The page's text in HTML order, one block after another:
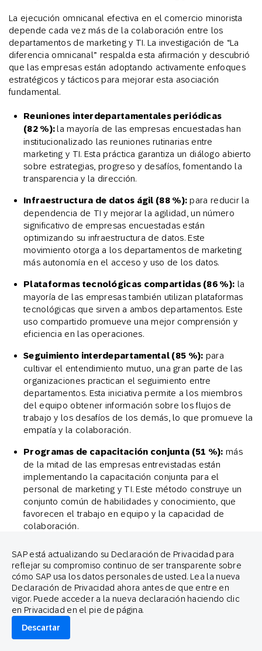
La ejecución omnicanal efectiva en el comercio minorista
depende cada vez más de la colaboración entre los
departamentos de marketing y TI. La investigación de “La
diferencia omnicanal” respalda esta afirmación y descubrió
que las empresas están adoptando activamente enfoques
estratégicos y tácticos para mejorar esta asociación
fundamental.
Reuniones interdepartamentales periódicas
(82 %):la mayoría de las empresas encuestadas han
institucionalizado las reuniones rutinarias entre
marketing y TI. Esta práctica garantiza un diálogo abierto
sobre estrategias, progreso y desafíos, fomentando la
transparencia y la dirección.
Infraestructura de datos ágil (88 %): para reducir la
dependencia de TI y mejorar la agilidad, un número
significativo de empresas encuestadas están
optimizando su infraestructura de datos. Este
movimiento otorga a los departamentos de marketing
más autonomía en el acceso y uso de los datos.
Plataformas tecnológicas compartidas (86 %): la
mayoría de las empresas también utilizan plataformas
tecnológicas que sirven a ambos departamentos. Este
uso compartido promueve una mejor comprensión y
eficiencia en las operaciones.
Seguimiento interdepartamental (85 %): para
cultivar el entendimiento mutuo, una gran parte de las
organizaciones practican el seguimiento entre
departamentos. Esta iniciativa permite a los miembros
del equipo obtener información sobre los flujos de
trabajo y los desafíos de los demás, lo que promueve la
empatía y la colaboración.
Programas de capacitación conjunta (51 %): más
de la mitad de las empresas entrevistadas están
implementando la capacitación conjunta para el
personal de marketing y TI. Este método construye un
conjunto común de habilidades y conocimiento, que
favorecen el trabajo en equipo y la capacidad de
colaboración.
liderazgo desempeña un papel fundamental en el
fomento de esta sinergia. Al resaltar la importancia de la
unidad entre marketing y TI, la dirección garantiza que
los esfuerzos de colaboración sean prioritarios y
enraizados en la cultura de la empresa.
Coordinación y ejecución omnicanal
SAP está actualizando su Declaración de Privacidad para
reflejar su compromiso continuo de ser transparente sobre
cómo SAP usa los datos personales de usted. Lea la nueva
Declaración de Privacidad ahora antes de que entre en
vigor. Puede acceder a la nueva declaración haciendo clic
en Privacidad en el pie de página.
Descartar